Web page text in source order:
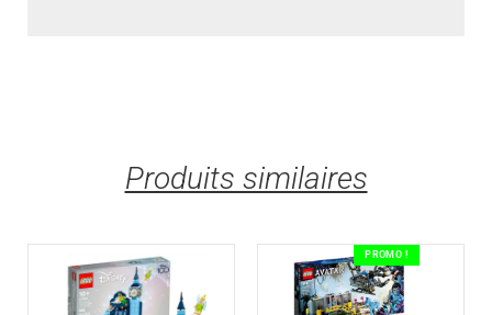
Produits similaires
PROMO !